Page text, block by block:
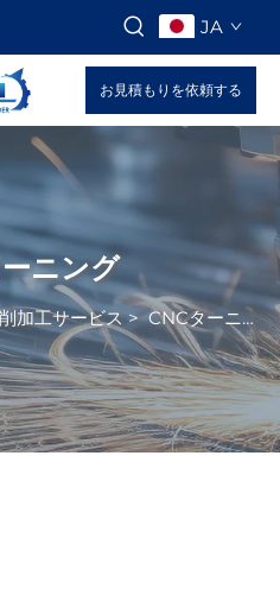
JA
お見積もりを依頼する
ニング
加工サービス>CNCターニング